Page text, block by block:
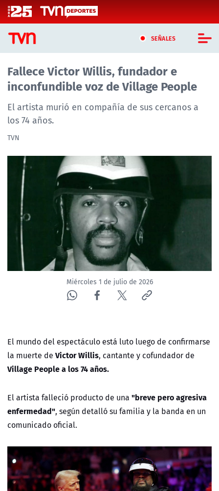
Click acá para ir directamente al contenido
SEÑALES
CASTING MASTERCHEF CHILE
CASTING TVN VERTICAL
TVN VERTICAL
TVN PLAY
PROGRAMAS
TELESERIES
NTV
ACTUALIDAD Y TENDENCIAS
CORPORATIVO Y TRANSPARENCIA
CANAL DE DENUNCIAS
Fallece Victor Willis, fundador e
inconfundible voz de Village People
El artista murió en compañía de sus cercanos a
los 74 años.
TVN
Miércoles 1 de julio de 2026
El mundo del espectáculo está luto luego de confirmarse
la muerte de Victor Willis, cantante y cofundador de
Village People a los 74 años.
El artista falleció producto de una "breve pero agresiva
enfermedad", según detalló su familia y la banda en un
comunicado oficial.